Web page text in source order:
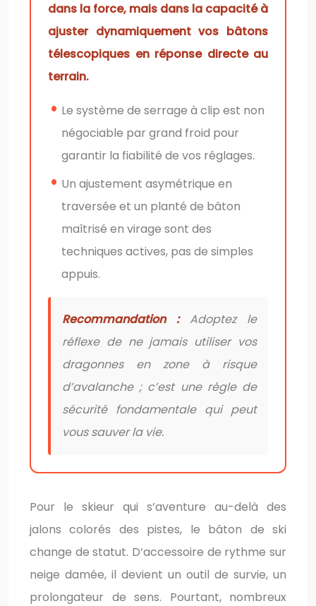
dans la force, mais dans la capacité à
ajuster dynamiquement vos bâtons
télescopiques en réponse directe au
terrain.
Le système de serrage à clip est non
négociable par grand froid pour
garantir la fiabilité de vos réglages.
Un ajustement asymétrique en
traversée et un planté de bâton
maîtrisé en virage sont des
techniques actives, pas de simples
appuis.
Recommandation :Adoptez le
réflexe de ne jamais utiliser vos
dragonnes en zone à risque
d’avalanche ; c’est une règle de
sécurité fondamentale qui peut
vous sauver la vie.
Pour le skieur qui s’aventure au-delà des
jalons colorés des pistes, le bâton de ski
change de statut. D’accessoire de rythme sur
neige damée, il devient un outil de survie, un
prolongateur de sens. Pourtant, nombreux